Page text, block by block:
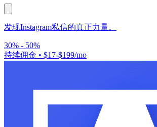
发现Instagram私信的真正力量。
30% - 50%
持续佣金 • $17-$199/mo